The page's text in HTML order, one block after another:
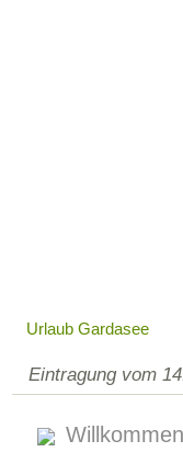
Urlaub Gardasee
Eintragung vom